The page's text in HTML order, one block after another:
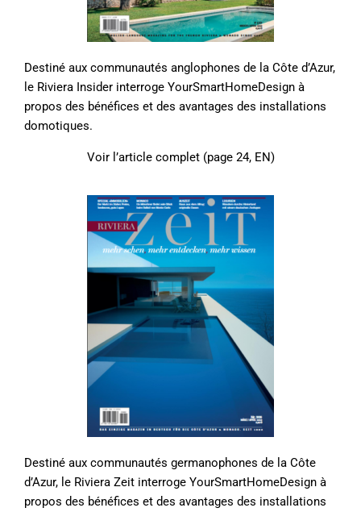
Destiné aux communautés anglophones de la Côte d’Azur,
le Riviera Insider interroge YourSmartHomeDesign à
propos des bénéfices et des avantages des installations
domotiques.
Voir l’article complet (page 24, EN)
Destiné aux communautés germanophones de la Côte
d’Azur, le Riviera Zeit interroge YourSmartHomeDesign à
propos des bénéfices et des avantages des installations